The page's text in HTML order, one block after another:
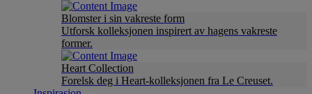
Blomster i sin vakreste form
Utforsk kolleksjonen inspirert av hagens vakreste
former.
Heart Collection
Forelsk deg i Heart-kolleksjonen fra Le Creuset.